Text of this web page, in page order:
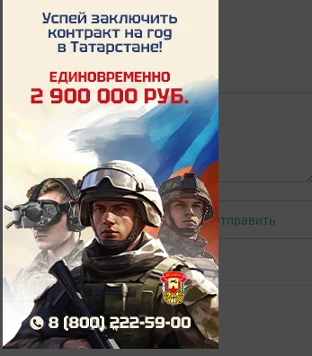
Авторизоваться Отправить